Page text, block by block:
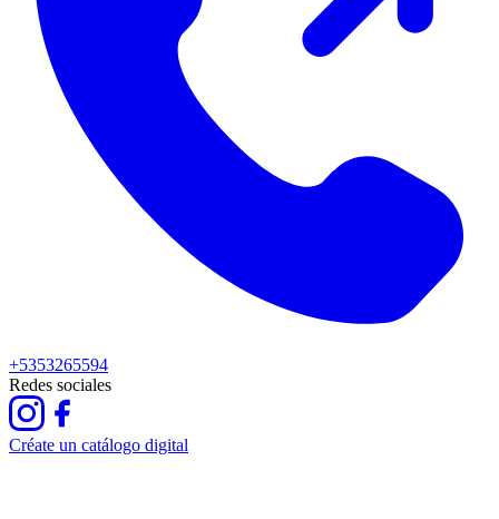
+5353265594
Redes sociales
Créate un catálogo digital